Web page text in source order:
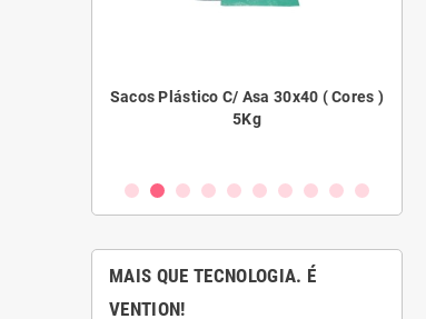
Sacos Plástico C/ Asa 30x40 ( Cores )
5Kg
MAIS QUE TECNOLOGIA. É
VENTION!